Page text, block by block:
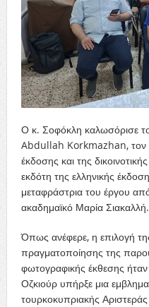
Ο κ. Σοφόκλη καλωσόρισε
Abdullah Korkmazhan, τον
έκδοσης και της
εκδότη της ελληνικής
μεταφράστρια του έργου
ακαδημαϊκό Μαρία Σιακαλλή.
Όπως ανέφερε, η επιλογή
πραγματοποίησης της
φωτογραφικής έκθεσης
Οζκιούρ υπήρξε μια
τουρκοκυπριακής